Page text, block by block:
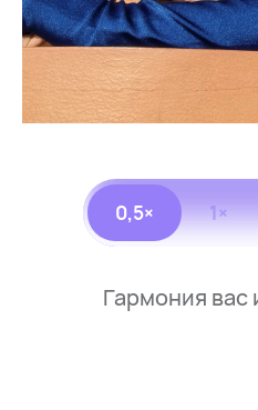
0,5× 1×
Гармония вас